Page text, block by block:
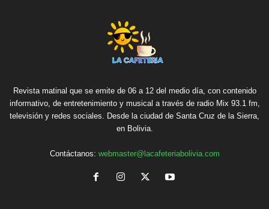
Revista matinal que se emite de 06 a 12 del medio día, con contenido
informativo, de entretenimiento y musical a través de radio Mix 93.1 fm,
televisión y redes sociales. Desde la ciudad de Santa Cruz de la Sierra,
en Bolivia.
Contáctanos: webmaster@lacafeteriabolivia.com